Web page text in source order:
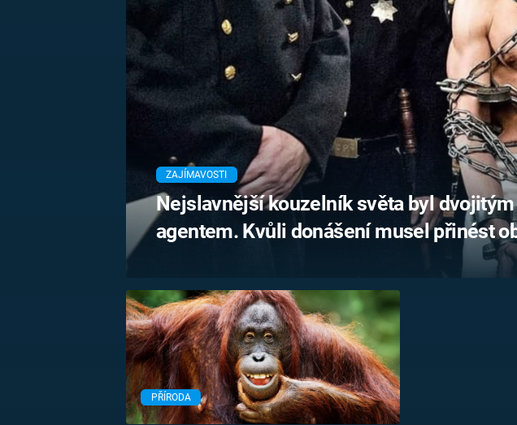
MARIE TEREZIE
NAPOLEON
BONAPARTE
BRITSKÁ
KRÁLOVSKÁ
RODINA
UFO A
UTAJENÉ
ČESKÝCH
HISTORIE
ZAJÍMAVOSTI
Nejslavnější kouzelník světa byl dvojitým
agentem. Kvůli donášení musel přinést
PŘÍRODA